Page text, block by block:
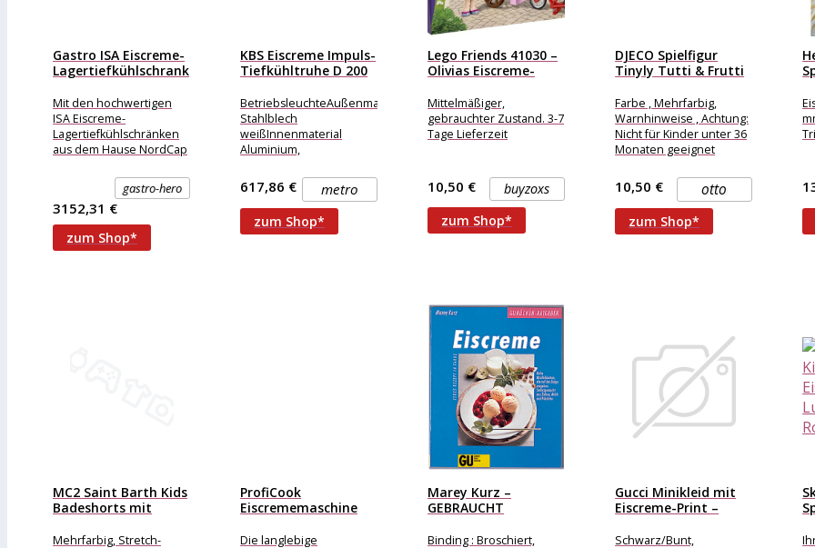
Gastro ISA Eiscreme-
Lagertiefkühlschrank
Mit den hochwertigen
ISA Eiscreme-
Lagertiefkühlschränken
aus dem Hause NordCap
Vorräte einfach und
zuverlässig über Nacht
lagern und
gastro-hero
3152,31 €
zum Shop*
KBS Eiscreme Impuls-
Tiefkühltruhe D 200
Glasschiebedeckel
BetriebsleuchteAußenmaterial
Stahlblech
weißInnenmaterial
Aluminium,
R290Schiebescheiben
aus Sicherheitsglas mit
Kunststoffrahmen
ummanteltAnaloges
metro
617,86 €
zum Shop*
Lego Friends 41030 –
Olivias Eiscreme-
Mittelmäßiger,
gebrauchter Zustand. 3-7
Tage Lieferzeit
buyzoxs
10,50 €
zum Shop*
DJECO Spielfigur
Tinyly Tutti & Frutti
Farbe , Mehrfarbig,
Warnhinweise , Achtung:
Nicht für Kinder unter 36
Monaten geeignet
Kleinteile,
Erstickungsgefahr.,
Altersempfehlung , ab
otto
10,50 €
zum Shop*
MC2 Saint Barth Kids
Badeshorts mit
Mehrfarbig, Stretch-
ProfiCook
Eiscrememaschine
12...
Die langlebige
Marey Kurz –
GEBRAUCHT
Ratgeber...
Binding : Broschiert,
Gucci Minikleid mit
Eiscreme-Print –
Schwarz/Bunt,